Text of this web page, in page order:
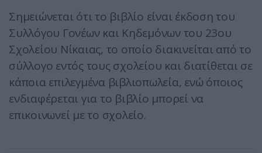
Σημειώνεται ότι το βιβλίο είναι έκδοση του
Συλλόγου Γονέων και Κηδεμόνων του 23ου
Σχολείου Νίκαιας, το οποίο διακινείται από το
σύλλογο εντός τους σχολείου και διατίθεται σε
κάποια επιλεγμένα βιβλιοπωλεία, ενώ όποιος
ενδιαφέρεται για το βιβλίο μπορεί να
επικοινωνεί με το σχολείο.